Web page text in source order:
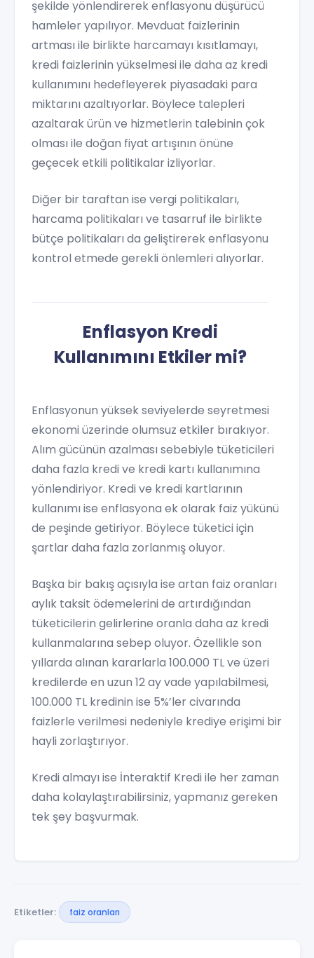
şekilde yönlendirerek enflasyonu düşürücü
hamleler yapılıyor. Mevduat faizlerinin
artması ile birlikte harcamayı kısıtlamayı,
kredi faizlerinin yükselmesi ile daha az kredi
kullanımını hedefleyerek piyasadaki para
miktarını azaltıyorlar. Böylece talepleri
azaltarak ürün ve hizmetlerin talebinin çok
olması ile doğan fiyat artışının önüne
geçecek etkili politikalar izliyorlar.
Diğer bir taraftan ise vergi politikaları,
harcama politikaları ve tasarruf ile birlikte
bütçe politikaları da geliştirerek enflasyonu
kontrol etmede gerekli önlemleri alıyorlar.
Enflasyon Kredi
Kullanımını Etkiler mi?
Enflasyonun yüksek seviyelerde seyretmesi
ekonomi üzerinde olumsuz etkiler bırakıyor.
Alım gücünün azalması sebebiyle tüketicileri
daha fazla kredi ve kredi kartı kullanımına
yönlendiriyor. Kredi ve kredi kartlarının
kullanımı ise enflasyona ek olarak faiz yükünü
de peşinde getiriyor. Böylece tüketici için
şartlar daha fazla zorlanmış oluyor.
Başka bir bakış açısıyla ise artan faiz oranları
aylık taksit ödemelerini de artırdığından
tüketicilerin gelirlerine oranla daha az kredi
kullanmalarına sebep oluyor. Özellikle son
yıllarda alınan kararlarla 100.000 TL ve üzeri
kredilerde en uzun 12 ay vade yapılabilmesi,
100.000 TL kredinin ise 5%’ler civarında
faizlerle verilmesi nedeniyle krediye erişimi bir
hayli zorlaştırıyor.
Kredi almayı ise İnteraktif Kredi ile her zaman
daha kolaylaştırabilirsiniz, yapmanız gereken
tek şey başvurmak.
Etiketler: faiz oranları